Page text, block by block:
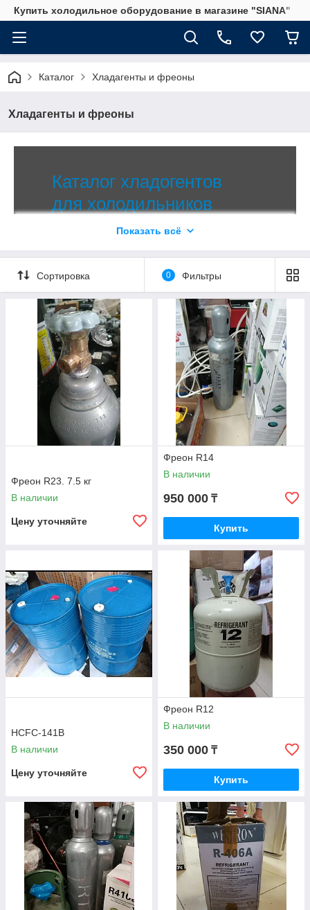
Купить холодильное оборудование в магазине "SIANA"
Каталог Хладагенты и фреоны
Хладагенты и фреоны
Каталог хладогентов
для холодильников
Без фреона не может работать ни одна система
температуру воздуха. Польза от использования
температуры хранения продуктов в холодильнике
было невозможно. Поэтому продукты в основном
хранили в подвальных помещениях или других
местах, где была постоянная низкая температура.
Несколько слов о нас
Что мы можем предложить
Хладон R14
Высококачественный фреон для холодильного
оборудования
Баллон для сбора фреона
Имеет объем 12.5 литров
Сотрудничать с нами
Показать всё
Сортировка 0 Фильтры
Фреон R23. 7.5 кг
В наличии
Цену уточняйте
Фреон R14
В наличии
950 000 ₸
Купить
HCFC-141B
В наличии
Цену уточняйте
Фреон R12
В наличии
350 000 ₸
Купить